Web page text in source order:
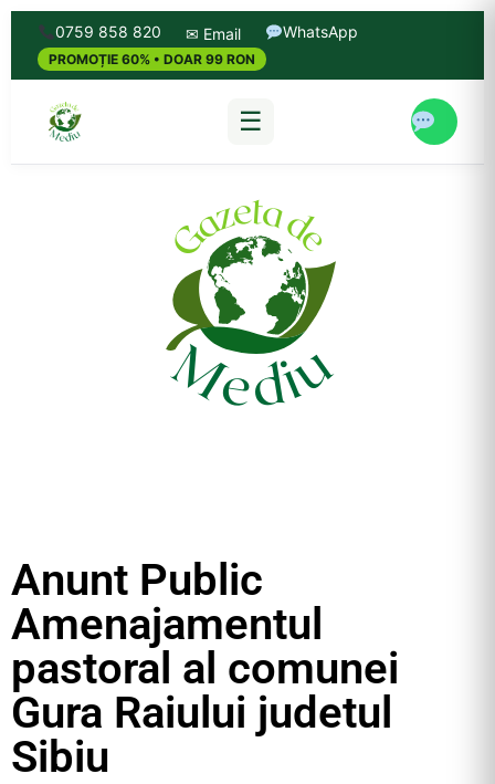
0759 858 820 ✉ Email WhatsApp
PROMOȚIE 60% • DOAR 99 RON
☰
Anunt Public
Amenajamentul
pastoral al comunei
Gura Raiului judetul
Sibiu